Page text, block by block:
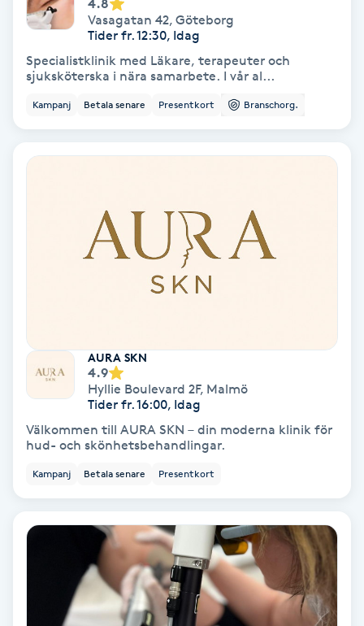
Makeup
Manikyr & Pedikyr
Medial vägledning
Meditation
Medium
Megavolymfransar
Melasma
Mesoterapi
Microshading
Vasagatan 42, Göteborg
Tider fr. 12:30, Idag
Specialistklinik med Läkare, terapeuter och
sjuksköterska i nära samarbete. I vår al...
Kampanj Betala senare Presentkort Branschorg.
AURA SKN
4.9
Hyllie Boulevard 2F, Malmö
Tider fr. 16:00, Idag
Välkommen till AURA SKN – din moderna klinik för
hud- och skönhetsbehandlingar.
Kampanj Betala senare Presentkort